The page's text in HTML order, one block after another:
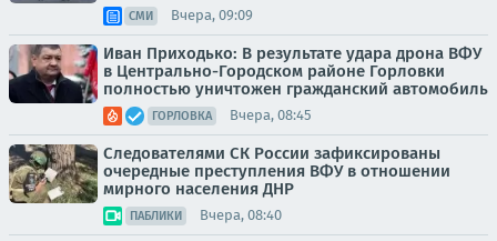
СМИ Вчера, 09:09
Иван Приходько: В результате удара дрона ВФУ
в Центрально-Городском районе Горловки
полностью уничтожен гражданский автомобиль
ГОРЛОВКА Вчера, 08:45
Следователями СК России зафиксированы
очередные преступления ВФУ в отношении
мирного населения ДНР
ПАБЛИКИ Вчера, 08:40